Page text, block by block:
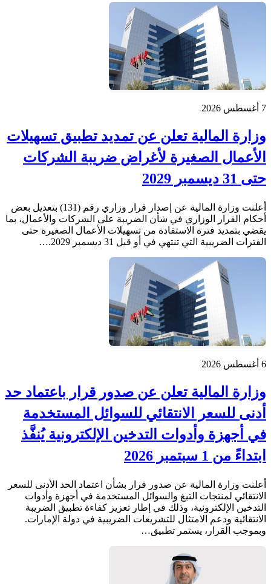
7 أغسطس 2026
وزارة المالية تعلن عن تمديد تطبيق تسهيلات
الأعمال الصغيرة لأغراض ضريبة الشركات
حتى 31 ديسمبر 2029
أعلنت وزارة المالية عن إصدار قرار وزاري رقم (131) بتعديل بعض
أحكام القرار الوزاري في شأن الضريبة على الشركات والأعمال، بما
يقضي بتمديد فترة الاستفادة من تسهيلات الأعمال الصغيرة حتى
الفترات الضريبية التي تنتهي في أو قبل 31 ديسمبر 2029.…
6 أغسطس 2026
وزارة المالية تعلن عن صدور قرار باعتماد حد
أدنى للسعر الانتقائي للسوائل المستخدمة
في أجهزة وأدوات التدخين الإلكترونية يُنفَّذ
ابتداءً من 1 سبتمبر 2026
أعلنت وزارة المالية عن صدور قرار بشأن اعتماد الحد الأدنى للسعر
الانتقائي لمنتجات التبغ والسوائل المستخدمة في أجهزة وأدوات
التدخين الإلكترونية، وذلك في إطار تعزيز كفاءة تطبيق الضريبة
الانتقائية ودعم الامتثال للتشريعات الضريبية في دولة الإمارات.
وبموجب القرار، يستمر تطبيق…